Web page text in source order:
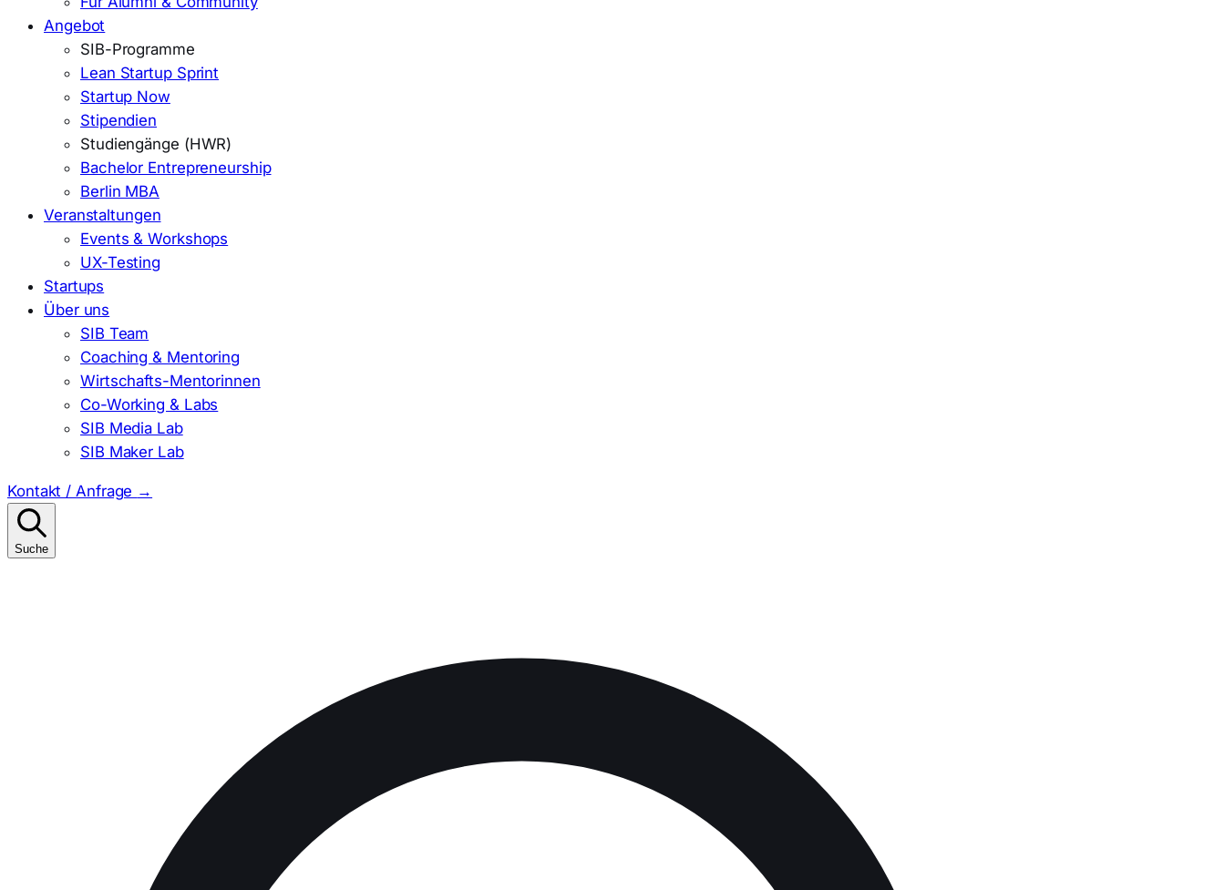
Angebot
SIB-Programme
Lean Startup Sprint
Startup Now
Stipendien
Studiengänge (HWR)
Bachelor Entrepreneurship
Berlin MBA
Veranstaltungen
Events & Workshops
UX-Testing
Startups
Über uns
SIB Team
Coaching & Mentoring
Wirtschafts-Mentorinnen
Co-Working & Labs
SIB Media Lab
SIB Maker Lab
Kontakt / Anfrage →
Suche